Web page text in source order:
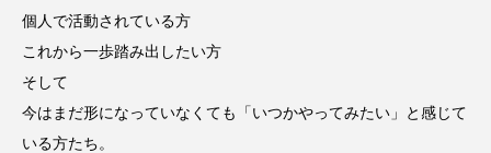
個人で活動されている方
これから一歩踏み出したい方
そして
今はまだ形になっていなくても「いつかやってみたい」と感じて
いる方たち。